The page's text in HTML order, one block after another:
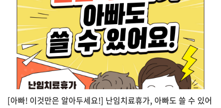
[아빠! 이것만은 알아두세요!] 난임치료휴가, 아빠도 쓸 수 있어